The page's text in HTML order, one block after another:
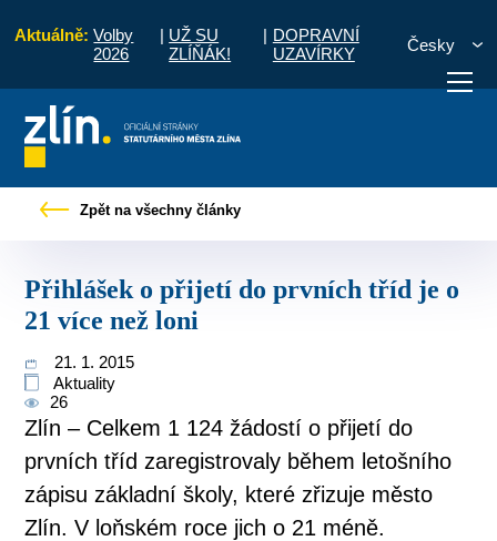
Aktuálně: Volby
2026
| UŽ SU
ZLÍŇÁK!
| DOPRAVNÍ
UZAVÍRKY
Česky
vyřídit Potřebuji zaplatit
Zpět na všechny články
Přihlášek o přijetí do prvních tříd je o
21 více než loni
21. 1. 2015
Aktuality
26
Zlín – Celkem 1 124 žádostí o přijetí do
prvních tříd zaregistrovaly během letošního
zápisu základní školy, které zřizuje město
Zlín. V loňském roce jich o 21 méně.